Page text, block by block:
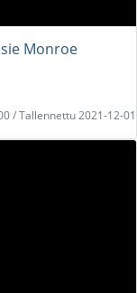
Monroe
/ Tallennettu 2021-12-01